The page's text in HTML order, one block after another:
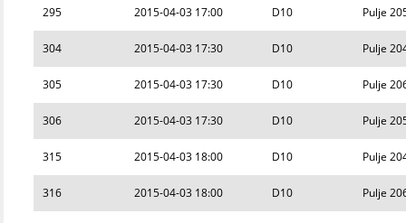
295 2015-04-03 17:00 D10 Pulje
304 2015-04-03 17:30 D10 Pulje
305 2015-04-03 17:30 D10 Pulje
306 2015-04-03 17:30 D10 Pulje
315 2015-04-03 18:00 D10 Pulje
316 2015-04-03 18:00 D10 Pulje